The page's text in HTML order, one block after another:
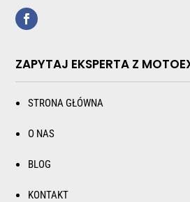
ZAPYTAJ EKSPERTA Z
STRONA GŁÓWNA
O NAS
BLOG
KONTAKT